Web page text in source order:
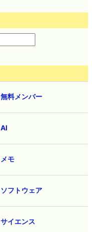
無料メンバー
AI
メモ
ソフトウェア
サイエンス